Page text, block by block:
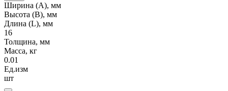
Ширина (А), мм
Высота (В), мм
Длина (L), мм
16
Толщина, мм
Масса, кг
0.01
Ед.изм
шт